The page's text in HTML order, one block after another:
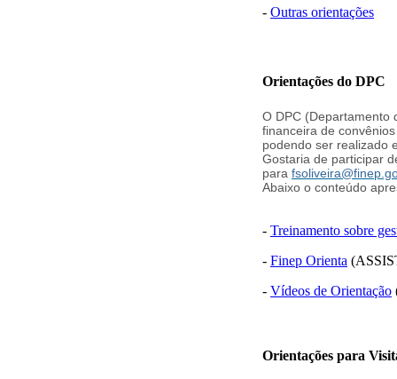
- Outras orientações
Orientações do DPC
O DPC (Departamento
financeira de
podendo ser realizado
Gostaria de participar
para
Abaixo o conteúdo
- Treinamento sobre
- Finep Orienta
- Vídeos de Orientação
Orientações para